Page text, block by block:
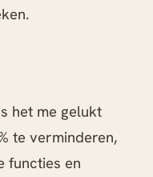
het me gelukt
te verminderen,
functies en